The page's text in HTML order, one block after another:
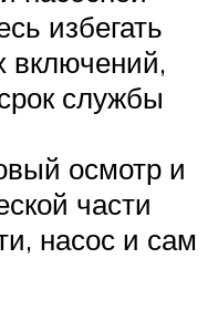
избегать
включений,
службы
осмотр и
части
насос и сам